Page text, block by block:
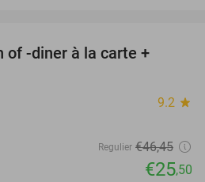
of -diner à la carte +
9.2 star
Regulier €46,45
€25,50